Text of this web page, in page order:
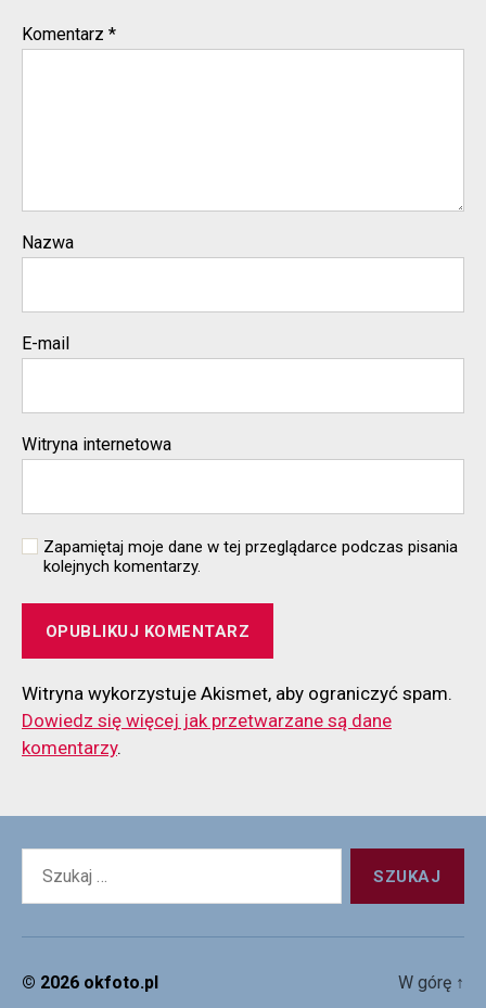
Komentarz *
Nazwa
E-mail
Witryna internetowa
Zapamiętaj moje dane w tej przeglądarce podczas pisania
kolejnych komentarzy.
Witryna wykorzystuje Akismet, aby ograniczyć spam.
Dowiedz się więcej jak przetwarzane są dane
komentarzy.
© 2026 okfoto.pl W górę ↑